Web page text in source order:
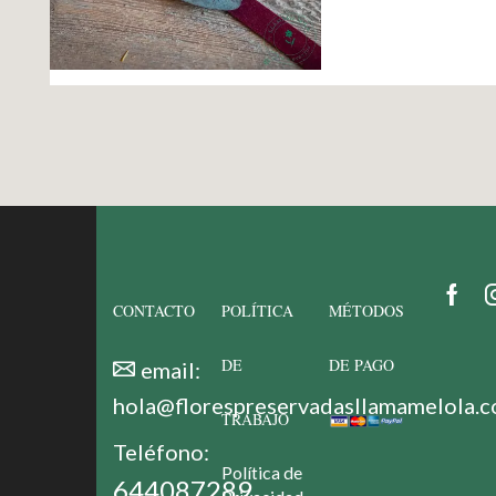
CONTACTO
email:
Teléfono:
POLÍTICA
DE
TRABAJO
Política de
MÉTODOS
DE PAGO